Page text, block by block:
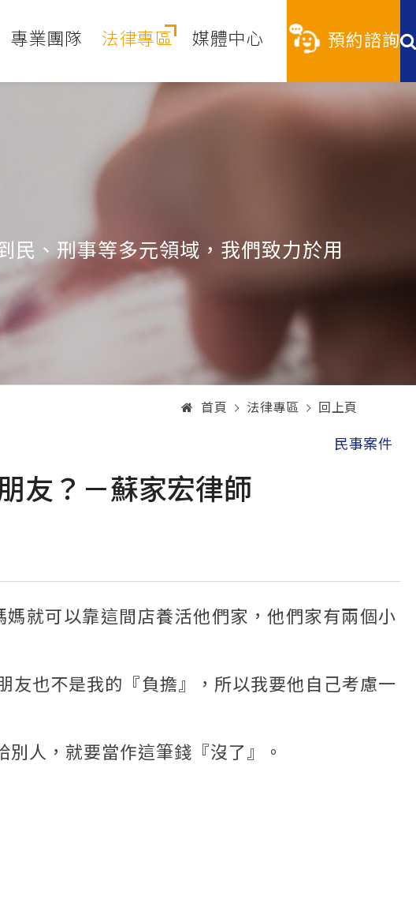
專業團隊 法律專區 媒體中心 預約諮詢
民、刑事等多元領域，我們致力於用
首頁 法律專區 回上頁
民事案件
友？－蘇家宏律師
就可以靠這間店養活他們家，他們家有兩個小
也不是我的『負擔』，所以我要他自己考慮一
人，就要當作這筆錢『沒了』。